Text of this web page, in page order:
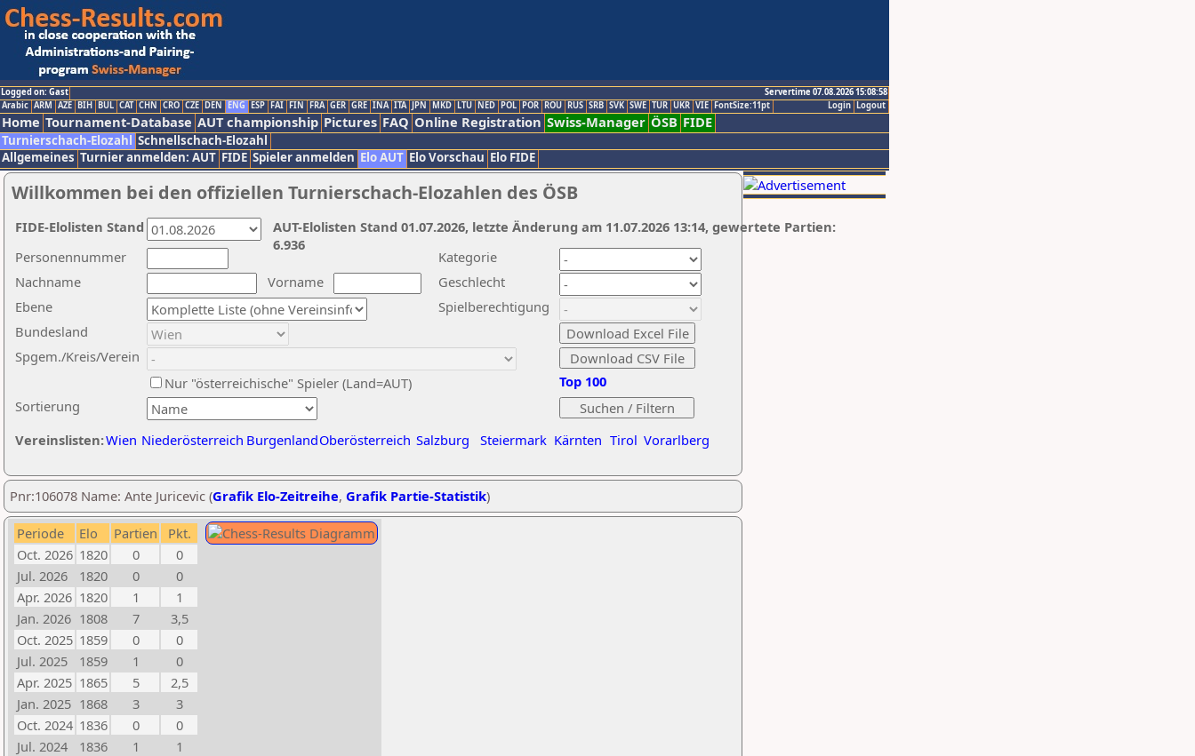
Logged on: Gast
Servertime 07.08.2026 15:08:58
Logout
Login
Arabic ARM AZE BIH BUL CAT CHN CRO CZE DEN ENG ESP FAI FIN FRA GER GRE INA ITA JPN MKD LTU NED POL POR ROU RUS SRB SVK SWE TUR UKR VIE FontSize:11pt
Home Tournament-Database AUT championship Pictures FAQ Online Registration Swiss-Manager ÖSB FIDE
Turnierschach-Elozahl Schnellschach-Elozahl
Allgemeines Turnier anmelden: AUT FIDE Spieler anmelden Elo AUT Elo Vorschau Elo FIDE
Willkommen bei den offiziellen Turnierschach-Elozahlen des ÖSB
Nachname
Vorname
Ebene
Kategorie
Sortierung
Personennummer
Bundesland
Spgem./Kreis/Verein
Geschlecht
Nur "österreichische" Spieler (Land=AUT)
Spielberechtigung
Vereinslisten:Wien Niederösterreich BurgenlandOberösterreich Salzburg Steiermark Kärnten Tirol Vorarlberg
Top 100
AUT-Elolisten Stand 01.07.2026, letzte Änderung am 11.07.2026 13:14, gewertete Partien:
6.936
FIDE-Elolisten Stand
Pnr:106078 Name: Ante Juricevic (Grafik Elo-Zeitreihe, Grafik Partie-Statistik)
Periode Elo Partien
Pkt.
Oct. 2026 1820 0
0
Jul. 2026
1820 0
0
Apr. 2026 1820 1
1
Jan. 2026 1808 7
3,5
Oct. 2025 1859 0
0
Jul. 2025
1859 1
0
Apr. 2025 1865 5
2,5
Jan. 2025 1868 3
3
Oct. 2024 1836 0
0
Jul. 2024
1836 1
1